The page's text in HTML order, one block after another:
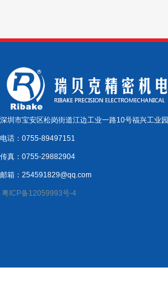
深圳市宝安区松岗街道江边工业一路10号福兴工业园
电话：0755-89497151
传真：0755-29882904
邮箱：254591829@qq.com
粤ICP备12059993号-4